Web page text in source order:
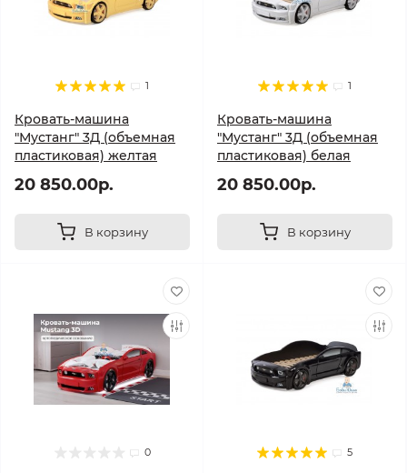
1
Кровать-машина
"Мустанг" 3Д (объемная
пластиковая) желтая
20 850.00р.
В корзину
1
Кровать-машина
"Мустанг" 3Д (объемная
пластиковая) белая
20 850.00р.
В корзину
0 5